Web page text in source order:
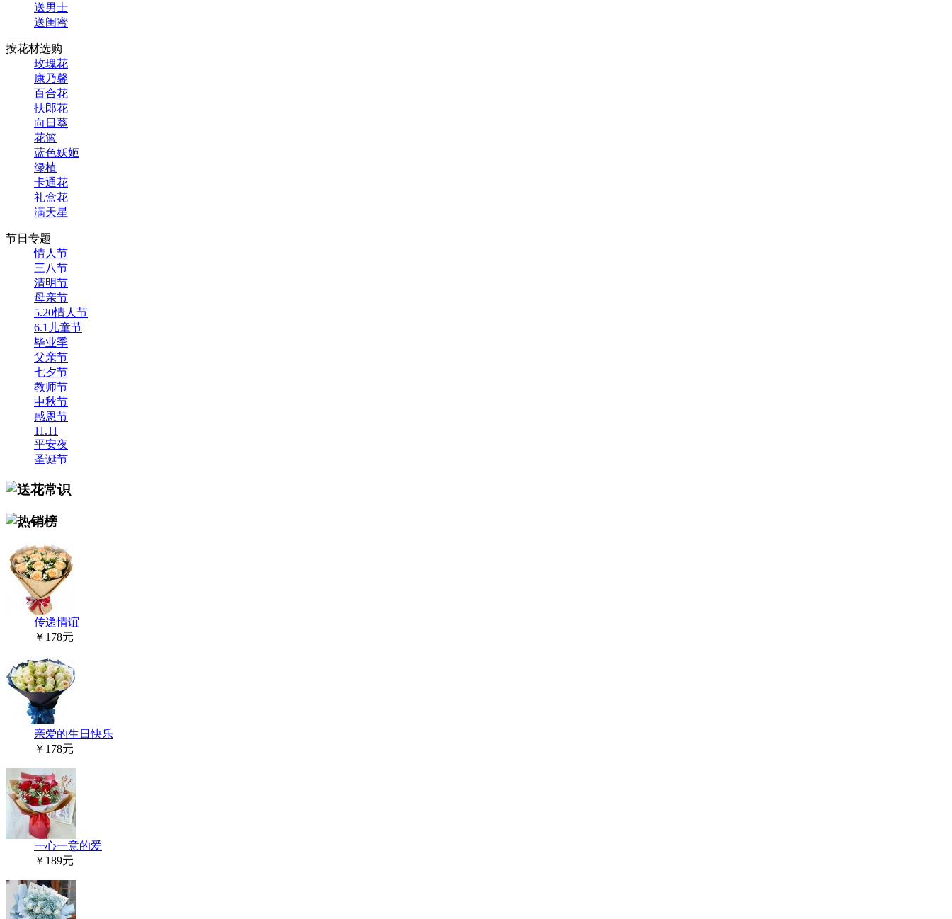
送男士
送闺蜜
按花材选购
玫瑰花
康乃馨
百合花
扶郎花
向日葵
花篮
蓝色妖姬
绿植
卡通花
礼盒花
满天星
节日专题
情人节
三八节
清明节
母亲节
5.20情人节
6.1儿童节
毕业季
父亲节
七夕节
教师节
中秋节
感恩节
11.11
平安夜
圣诞节
传递情谊
￥178元
亲爱的生日快乐
￥178元
一心一意的爱
￥189元